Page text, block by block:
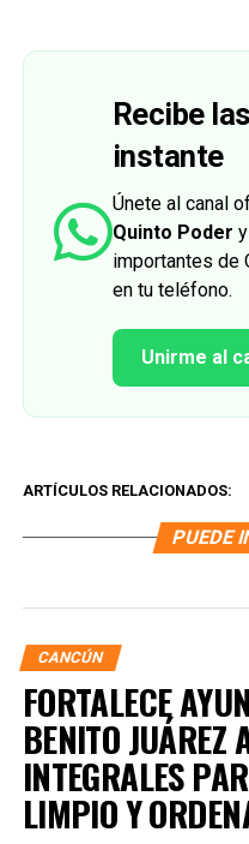
Recibe
instante
Únete al canal
Quinto Poder
importantes de
en tu teléfono.
Unirme al
ARTÍCULOS RELACIONADOS:
PUEDE
CANCÚN
FORTALECE
BENITO JUÁREZ
INTEGRALES
LIMPIO Y